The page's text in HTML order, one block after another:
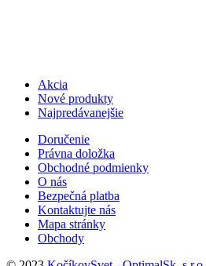
Akcia
Nové produkty
Najpredávanejšie
Doručenie
Právna doložka
Obchodné podmienky
O nás
Bezpečná platba
Kontaktujte nás
Mapa stránky
Obchody